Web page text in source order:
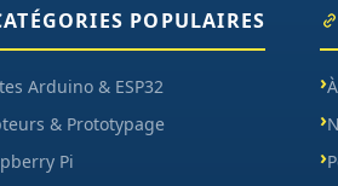
POPULAIRES
Arduino & ESP32
& Prototypage
Pi